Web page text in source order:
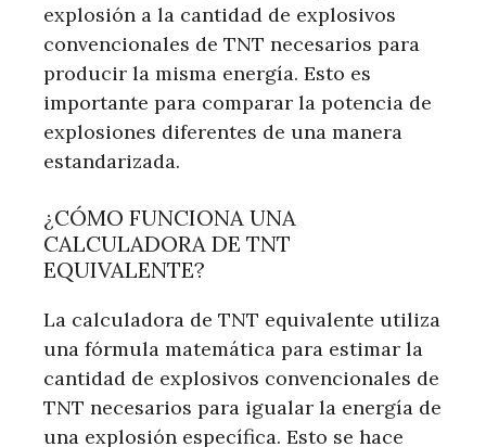
explosión a la cantidad de explosivos
convencionales de TNT necesarios para
producir la misma energía. Esto es
importante para comparar la potencia de
explosiones diferentes de una manera
estandarizada.
¿CÓMO FUNCIONA UNA
CALCULADORA DE TNT
EQUIVALENTE?
La calculadora de TNT equivalente utiliza
una fórmula matemática para estimar la
cantidad de explosivos convencionales de
TNT necesarios para igualar la energía de
una explosión específica. Esto se hace